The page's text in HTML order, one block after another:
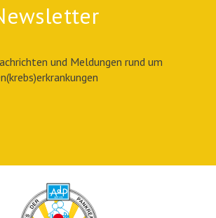
und Meldungen rund um